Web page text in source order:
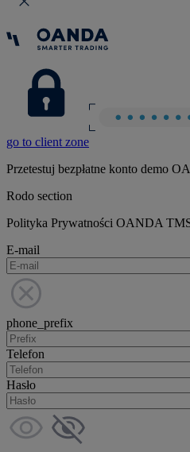
go to client zone
Przetestuj bezpłatne konto demo
Rodo section
Polityka Prywatności OANDA
E-mail
phone_prefix
Telefon
Hasło